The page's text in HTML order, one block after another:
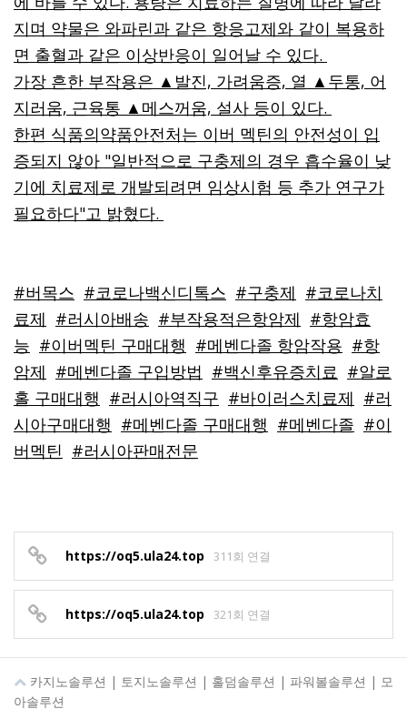
지며 약물은 와파린과 같은 항응고제와 같이 복용하
면 출혈과 같은 이상반응이 일어날 수 있다.
가장 흔한 부작용은 ▲발진, 가려움증, 열 ▲두통, 어
지러움, 근육통 ▲메스꺼움, 설사 등이 있다.
한편 식품의약품안전처는 이버 멕틴의 안전성이 입
증되지 않아 "일반적으로 구충제의 경우 흡수율이 낮
기에 치료제로 개발되려면 임상시험 등 추가 연구가
필요하다"고 밝혔다.
#버목스 #코로나백신디톡스 #구충제 #코로나치
료제 #러시아배송 #부작용적은항암제 #항암효
능 #이버멕틴 구매대행 #메벤다졸 항암작용 #항
암제 #메벤다졸 구입방법 #백신후유증치료 #알로
홀 구매대행 #러시아역직구 #바이러스치료제 #러
시아구매대행 #메벤다졸 구매대행 #메벤다졸 #이
버멕틴 #러시아판매전문
https://oq5.ula24.top 311회 연결
https://oq5.ula24.top 321회 연결
카지노솔루션 | 토지노솔루션 | 홀덤솔루션 | 파워볼솔루션 | 모
아솔루션